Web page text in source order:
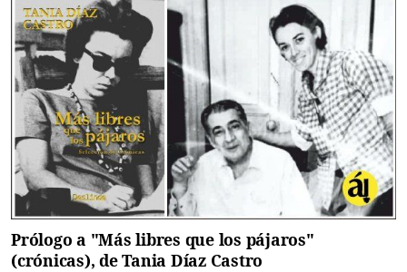
Prólogo a "Más libres que los pájaros"
(crónicas), de Tania Díaz Castro